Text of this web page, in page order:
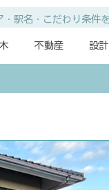
不動産 設計